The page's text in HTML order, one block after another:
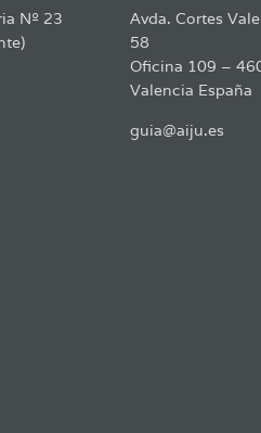
Nº 23
Avda. Cortes
58
Oficina 109 –
Valencia España
guia@aiju.es